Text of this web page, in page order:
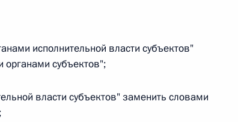
гражданского состояния“
закона «Об автономных учреждениях»
исполнительной власти субъектов"
субъектов";
власти субъектов" заменить словами